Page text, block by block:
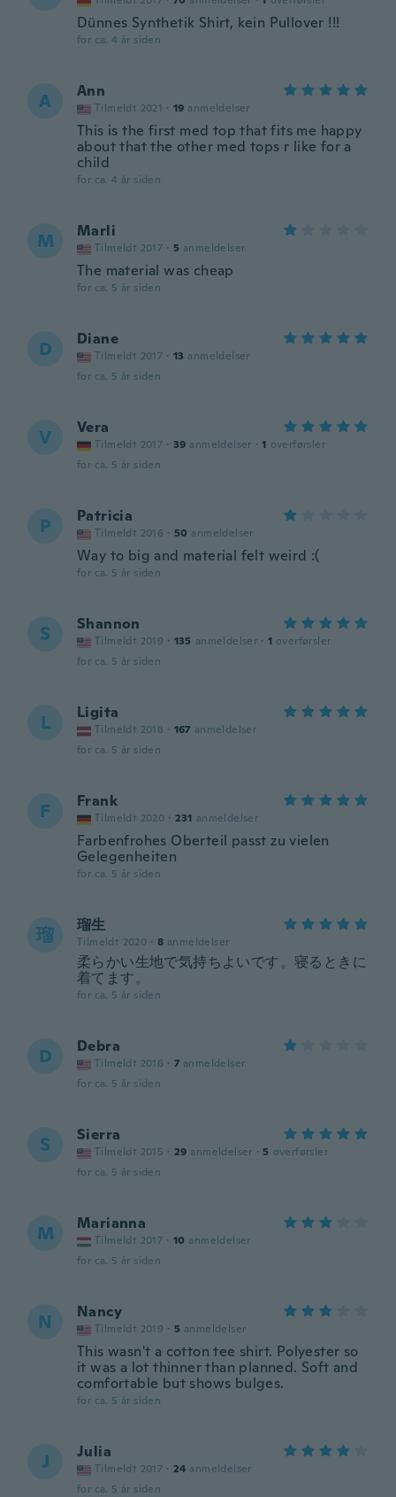
Dünnes Synthetik Shirt, kein Pullover !!!
for ca. 4 år siden
A Ann
Tilmeldt 2021 · 19 anmeldelser
This is the first med top that fits me happy
about that the other med tops r like for a
child
for ca. 4 år siden
M Marli
Tilmeldt 2017 · 5 anmeldelser
The material was cheap
for ca. 5 år siden
D Diane
Tilmeldt 2017 · 13 anmeldelser
for ca. 5 år siden
V Vera
Tilmeldt 2017 · 39 anmeldelser · 1 overførsler
for ca. 5 år siden
P Patricia
Tilmeldt 2016 · 50 anmeldelser
Way to big and material felt weird :(
for ca. 5 år siden
S Shannon
Tilmeldt 2019 · 135 anmeldelser · 1 overførsler
for ca. 5 år siden
L Ligita
Tilmeldt 2018 · 167 anmeldelser
for ca. 5 år siden
F Frank
Tilmeldt 2020 · 231 anmeldelser
Farbenfrohes Oberteil passt zu vielen
Gelegenheiten
for ca. 5 år siden
瑠 瑠生
Tilmeldt 2020 · 8 anmeldelser
柔らかい生地で気持ちよいです。寝るときに
着てます。
for ca. 5 år siden
D Debra
Tilmeldt 2016 · 7 anmeldelser
for ca. 5 år siden
S Sierra
Tilmeldt 2015 · 29 anmeldelser · 5 overførsler
for ca. 5 år siden
M Marianna
Tilmeldt 2017 · 10 anmeldelser
for ca. 5 år siden
N Nancy
Tilmeldt 2019 · 5 anmeldelser
This wasn't a cotton tee shirt. Polyester so
it was a lot thinner than planned. Soft and
comfortable but shows bulges.
for ca. 5 år siden
J Julia
Tilmeldt 2017 · 24 anmeldelser
for ca. 5 år siden